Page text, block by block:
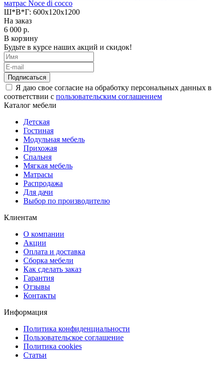
матрас Noce di cocco
Ш*В*Г: 600x120x1200
На заказ
6 000 р.
В корзину
Будьте в курсе наших акций и скидок!
Подписаться
Я даю свое согласие на обработку персональных данных в
соответствии с пользовательским соглашением
Каталог мебели
Детская
Гостиная
Модульная мебель
Прихожая
Спальня
Мягкая мебель
Матрасы
Распродажа
Для дачи
Выбор по производителю
Клиентам
О компании
Акции
Оплата и доставка
Сборка мебели
Как сделать заказ
Гарантия
Отзывы
Контакты
Информация
Политика конфиденциальности
Пользовательское соглашение
Политика cookies
Статьи